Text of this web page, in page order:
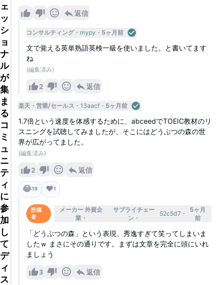
ェ
ッ
シ
ョ
ナ
ル
が
集
ま
る
コ
ミ
ュ
ニ
テ
ィ
に
参
加
し
て
デ
ィ
ス
返信
コンサルティング mypy 5ヶ月前
文で覚える英単熟語英検一級を使いました。と書いてます
ね
(編集済み)
2 返信
楽天 営業/セールス 13aacf 5ヶ月前
1.7倍という速度を体感するために、abceedでTOEIC教材のリ
スニングを試聴してみましたが、そこにはどうぶつの森の世
界が広がってました。
(編集済み)
2 返信
😂19 ❤️1
投稿
者
メーカー 外資企
業
サプライチェー
ン
52c5d7
5ヶ月
前
「どうぶつの森」という表現、秀逸すぎて笑ってしまいま
したｗ まさにその通りです。まずは文章を完全に頭にいれ
ましょう
3 返信